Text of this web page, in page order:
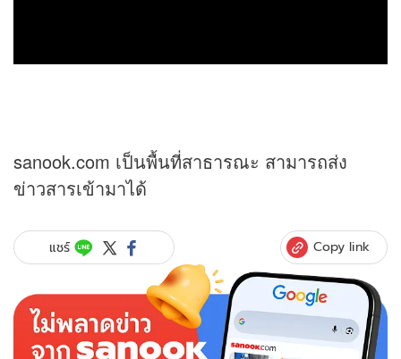
sanook.com เป็นพื้นที่สาธารณะ สามารถส่ง
ข่าวสารเข้ามาได้
แชร์ Copy link